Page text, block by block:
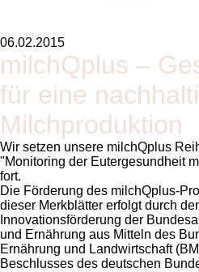
06.02.2015
milchQplus –
für eine
Milchproduktion
Wir setzen unsere milchQplus
Monitoring der Eutergesundheit
fort.
Die Förderung des milchQplus-
dieser Merkblätter erfolgt durch
Innovationsförderung der
und Ernährung aus Mitteln des
Ernährung und Landwirtschaft
Beschlusses des deutschen